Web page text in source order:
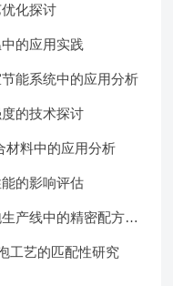
化探讨
的应用实践
能系统中的应用分析​
的技术探讨
材料中的应用分析
的影响评估​
产线中的精密配方设
工艺的匹配性研究